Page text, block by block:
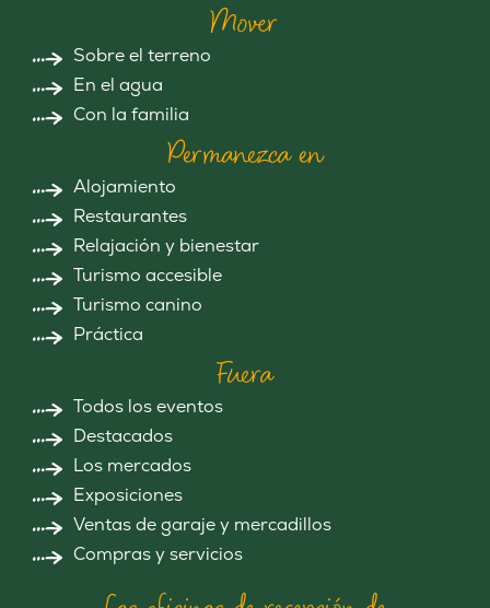
Mover
Sobre el terreno
En el agua
Con la familia
Permanezca en
Alojamiento
Restaurantes
Relajación y bienestar
Turismo accesible
Turismo canino
Práctica
Fuera
Todos los eventos
Destacados
Los mercados
Exposiciones
Ventas de garaje y mercadillos
Compras y servicios